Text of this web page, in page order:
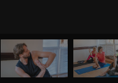
О НАС МАГАЗИН